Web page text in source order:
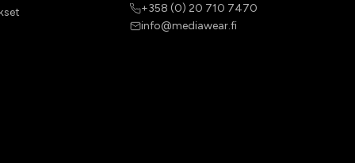
+358 (0) 20 710 7470
info@mediawear.fi